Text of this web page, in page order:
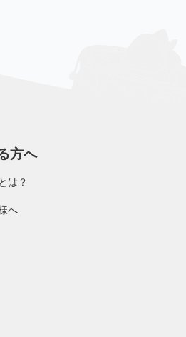
方へ
は？
へ